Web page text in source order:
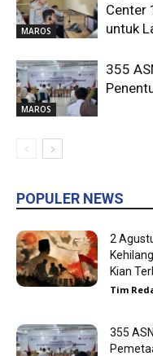
MAROS
Center
untuk
MAROS
355
POPULER NEWS
2
Kian
Tim
355